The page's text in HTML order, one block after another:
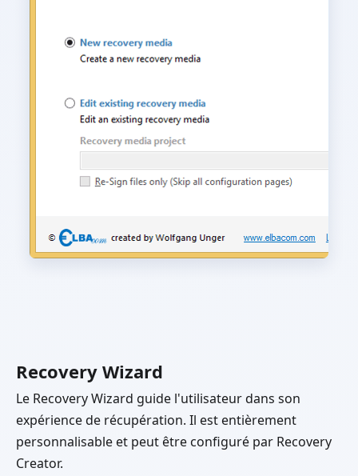
Recovery Wizard
Le Recovery Wizard guide l'utilisateur dans son
expérience de récupération. Il est entièrement
personnalisable et peut être configuré par Recovery
Creator.